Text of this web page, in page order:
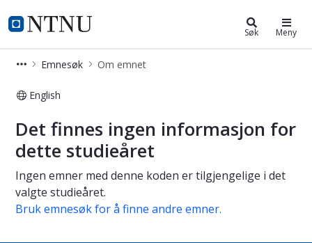
NTNU Hjemmeside
Studier Søk Meny
Emnesøk Om emnet
English
Om emnet
Det finnes ingen informasjon for
dette studieåret
Ingen emner med denne koden er tilgjengelige i det
valgte studieåret.
Bruk emnesøk for å finne andre emner.